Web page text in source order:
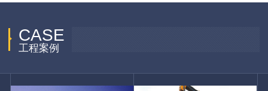
CASE
工程案例